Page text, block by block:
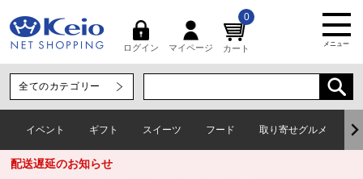
ログイン マイページ カート
0
メニュー
イベント ギフト スイーツ フード 取り寄せグルメ
配送遅延のお知らせ